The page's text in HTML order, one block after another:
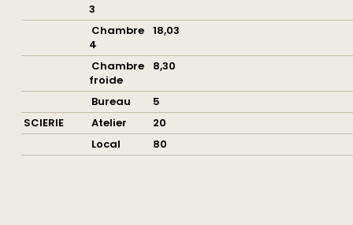
3
Chambre
4
18,03
Chambre
froide
8,30
Bureau
5
SCIERIE
Atelier
20
Local
80